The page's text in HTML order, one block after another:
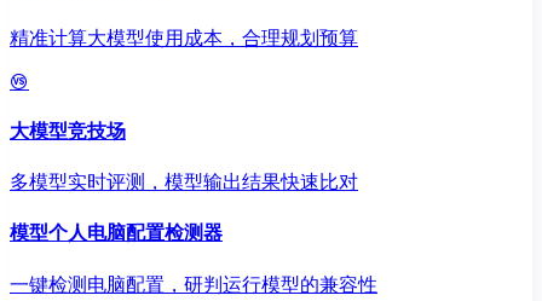
精准计算大模型使用成本，合理规划预算
大模型竞技场
多模型实时评测，模型输出结果快速比对
模型个人电脑配置检测器
一键检测电脑配置，研判运行模型的兼容性